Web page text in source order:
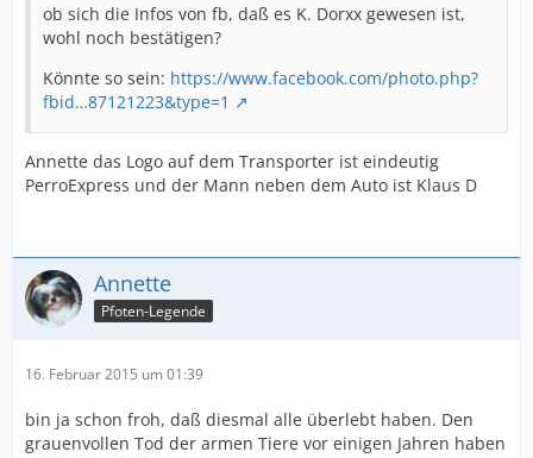
ob sich die Infos von fb, daß es K. Dorxx gewesen ist,
wohl noch bestätigen?
Könnte so sein: https://www.facebook.com/photo.php?
fbid…87121223&type=1
Annette das Logo auf dem Transporter ist eindeutig
PerroExpress und der Mann neben dem Auto ist Klaus D
Annette
Pfoten-Legende
16. Februar 2015 um 01:39
bin ja schon froh, daß diesmal alle überlebt haben. Den
grauenvollen Tod der armen Tiere vor einigen Jahren haben